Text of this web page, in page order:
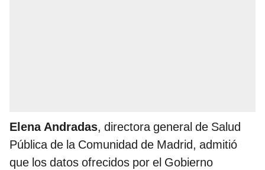
Elena Andradas, directora general de Salud
Pública de la Comunidad de Madrid, admitió
que los datos ofrecidos por el Gobierno